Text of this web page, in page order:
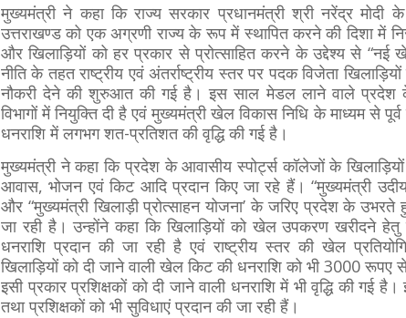
मुख्यमंत्री ने कहा कि राज्य सरकार प्रधानमंत्री श्री नरेंद्र मोदी
उत्तराखण्ड को एक अग्रणी राज्य के रूप में स्थापित करने की दिशा में
और खिलाड़ियों को हर प्रकार से प्रोत्साहित करने के उद्देश्य से “नई
नीति के तहत राष्ट्रीय एवं अंतर्राष्ट्रीय स्तर पर पदक विजेता
नौकरी देने की शुरुआत की गई है। इस साल मेडल लाने वाले प्रदेश के
विभागों में नियुक्ति दी है एवं मुख्यमंत्री खेल विकास निधि के माध्यम से
धनराशि में लगभग शत-प्रतिशत की वृद्धि की गई है।
मुख्यमंत्री ने कहा कि प्रदेश के आवासीय स्पोर्ट्स कॉलेजों के खिलाड़ियों
आवास, भोजन एवं किट आदि प्रदान किए जा रहे हैं। “मुख्यमंत्री
और “मुख्यमंत्री खिलाड़ी प्रोत्साहन योजना’ के जरिए प्रदेश के उभरते
जा रही है। उन्होंने कहा कि खिलाड़ियों को खेल उपकरण खरीदने हेतु
धनराशि प्रदान की जा रही है एवं राष्ट्रीय स्तर की खेल
खिलाड़ियों को दी जाने वाली खेल किट की धनराशि को भी 3000 रूपए
इसी प्रकार प्रशिक्षकों को दी जाने वाली धनराशि में भी वृद्धि की गई है।
तथा प्रशिक्षकों को भी सुविधाएं प्रदान की जा रही हैं।